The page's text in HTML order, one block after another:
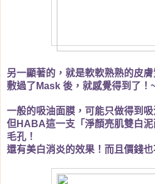
另一顯著的，就是軟軟熟熟的皮膚
敷過了 Mask 後，就感覺得到了！
一般的吸油面膜，可能只做得到吸
但HABA這一支「淨顏亮肌雙白
毛孔！
還有美白消炎的效果！而且價錢